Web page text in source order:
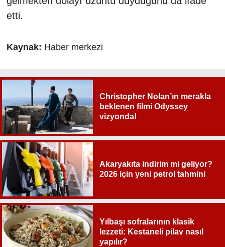
etti.
Kaynak: Haber merkezi
Christopher Nolan’ın merakla
beklenen filmi Odyssey
vizyonda!
Akaryakıta indirim mi geliyor?
2026 için yeni petrol tahmini
Yılbaşı sofralarının klasik
lezzeti: Kestaneli pilav nasıl
yapılır?